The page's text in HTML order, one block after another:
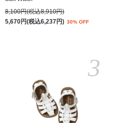
8,100円(税込8,910円)
5,670円(税込6,237円) 30% OFF
3